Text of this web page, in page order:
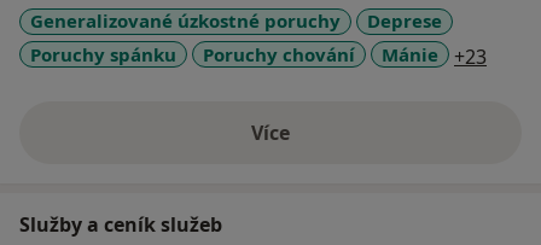
Generalizované úzkostné poruchy
Deprese
Poruchy spánku
Poruchy chování Mánie +23
Víceo zkušenostech
Služby a ceník služeb